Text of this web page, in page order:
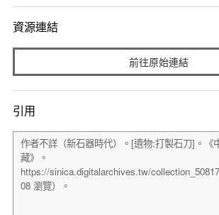
資源連結
前往原始連結
引用